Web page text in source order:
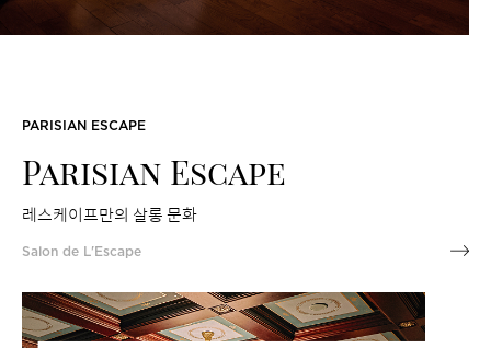
PARISIAN ESCAPE
Parisian Escape
레스케이프만의 살롱 문화
Salon de L'Escape